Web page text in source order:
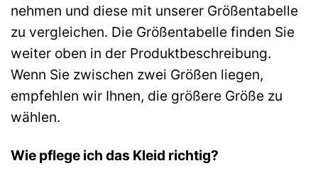
nehmen und diese mit unserer Größentabelle
zu vergleichen. Die Größentabelle finden Sie
weiter oben in der Produktbeschreibung.
Wenn Sie zwischen zwei Größen liegen,
empfehlen wir Ihnen, die größere Größe zu
wählen.
Wie pflege ich das Kleid richtig?